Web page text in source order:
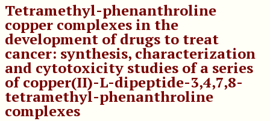
Tetramethyl-phenanthroline
copper complexes in the
development of drugs to treat
cancer: synthesis, characterization
and cytotoxicity studies of a series
of copper(II)-L-dipeptide-3,4,7,8-
tetramethyl-phenanthroline
complexes